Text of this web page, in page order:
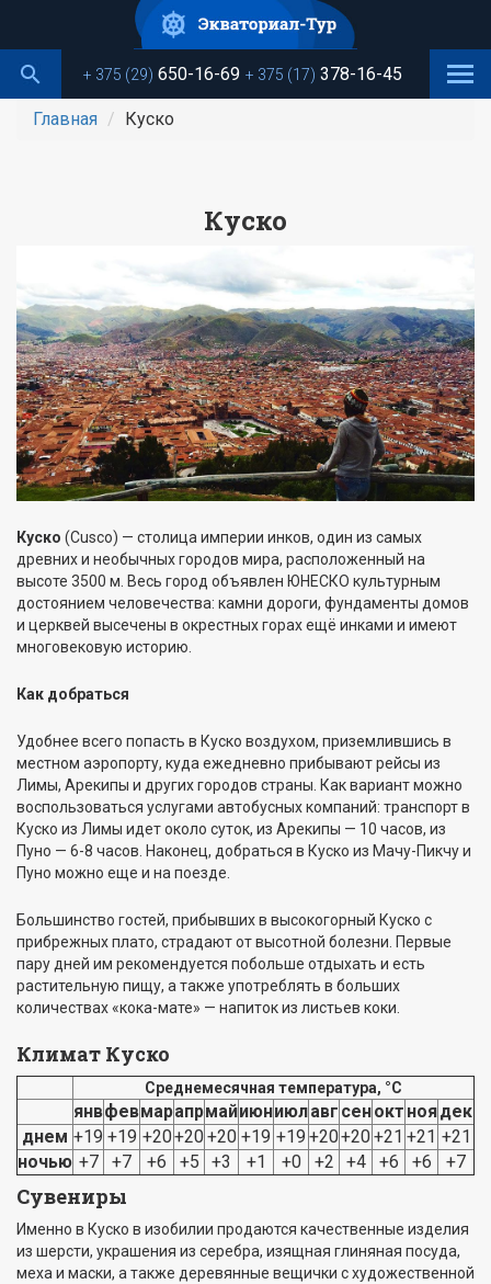
основному
содержанию+ 375 (29) 650-16-69 + 375 (17) 378-16-45
Главная Куско
Куско
Куско (Cusco) — столица империи инков, один из самых
древних и необычных городов мира, расположенный на
высоте 3500 м. Весь город объявлен ЮНЕСКО культурным
достоянием человечества: камни дороги, фундаменты домов
и церквей высечены в окрестных горах ещё инками и имеют
многовековую историю.
Как добраться
Удобнее всего попасть в Куско воздухом, приземлившись в
местном аэропорту, куда ежедневно прибывают рейсы из
Лимы, Арекипы и других городов страны. Как вариант можно
воспользоваться услугами автобусных компаний: транспорт в
Куско из Лимы идет около суток, из Арекипы — 10 часов, из
Пуно — 6-8 часов. Наконец, добраться в Куско из Мачу-Пикчу и
Пуно можно еще и на поезде.
Большинство гостей, прибывших в высокогорный Куско с
прибрежных плато, страдают от высотной болезни. Первые
пару дней им рекомендуется побольше отдыхать и есть
растительную пищу, а также употреблять в больших
количествах «кока-мате» — напиток из листьев коки.
Климат Куско
Cреднемесячная температура, °C
янвфевмарапрмайиюниюлавг сенокт ноядек
днем +19 +19 +20+20+20 +19 +19 +20+20+21 +21 +21
ночью +7 +7 +6 +5 +3 +1 +0 +2 +4 +6 +6 +7
Сувениры
Именно в Куско в изобилии продаются качественные изделия
из шерсти, украшения из серебра, изящная глиняная посуда,
меха и маски, а также деревянные вещички с художественной